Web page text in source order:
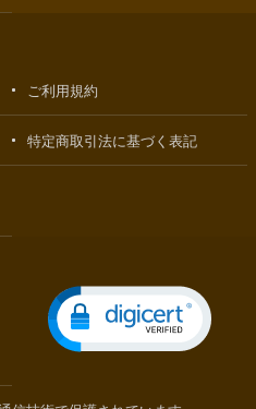
ご利用規約
特定商取引法に基づく表記